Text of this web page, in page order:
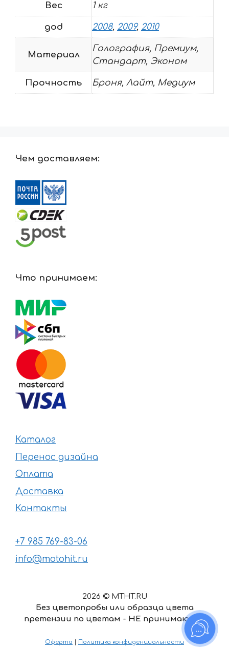
Вес 1 кг
god 2008, 2009, 2010
Материал
Голография, Премиум,
Стандарт, Эконом
Прочность Броня, Лайт, Медиум
Чем доставляем:
Что принимаем:
Каталог
Перенос дизайна
Оплата
Доставка
Контакты
+7 985 769-83-06
info@motohit.ru
2026 © MTHT.RU
Без цветопробы или образца цвета
претензии по цветам - НЕ принимаются
Оферта | Политика конфиденциальности
3146 ₽
10941 ₽Диапазон